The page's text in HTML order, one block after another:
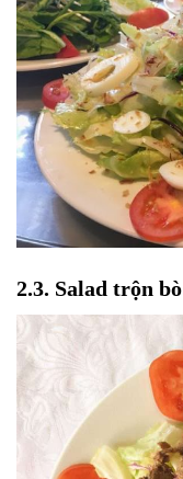
2.3. Salad trộn bò